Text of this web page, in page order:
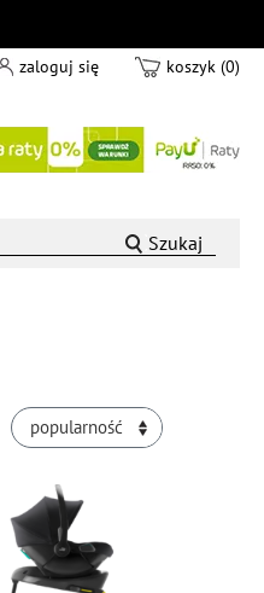
zaloguj się koszyk (0)
Szukaj
popularność